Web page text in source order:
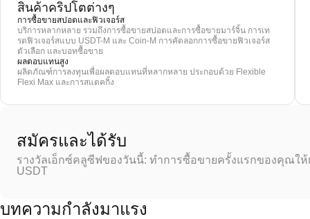
สินค้าคริปโตต่างๆ
การซื้อขายสปอตและฟิวเจอร์ส
บริการหลากหลาย รวมถึงการซื้อขายสปอตและการซื้อขายมาร์จิ้น การเท
รดฟิวเจอร์สแบบ USDT-M และ Coin-M การคัดลอกการซื้อขายฟิวเจอร์ส
ตัวเลือก และบอทซื้อขาย
ผลตอบแทนสูง
ผลิตภัณฑ์การลงทุนเพื่อผลตอบแทนที่หลากหลาย ประกอบด้วย Flexible
Flexi Max และการสแตคกิ้ง
สมัครและได้รับ
รางวัลเอ็กซ์คลูซีฟของวันนี้: ทำการซื้อขายครั้งแรกของคุณใ
USDT
บทความกำลังมาแรง